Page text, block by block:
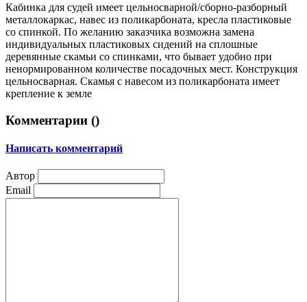
Кабинка для судей имеет цельносварной/сборно-разборный
металлокаркас, навес из поликарбоната, кресла пластиковые
со спинкой. По желанию заказчика возможна замена
индивидуальных пластиковых сидений на сплошные
деревянные скамьи со спинками, что бывает удобно при
ненормированном количестве посадочных мест. Конструкция
цельносварная. Скамья с навесом из поликарбоната имеет
крепление к земле
Комментарии ()
Написать комментарий
Автор
Email